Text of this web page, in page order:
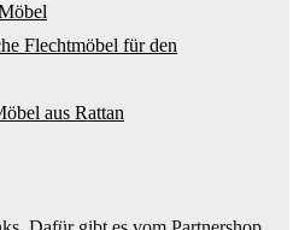
Flechtmöbel für den
aus Rattan